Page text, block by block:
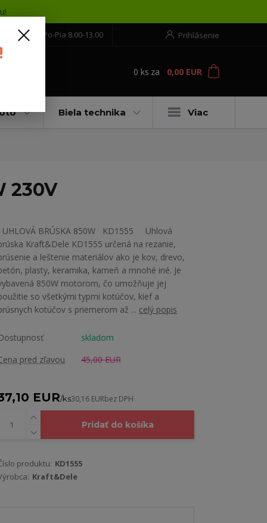
Prihlásenie
304 860 Po-Pia 8.00-13.00
0 ks za 0,00 EUR
Biela technika Viac
230V
BRÚSKA 850W KD1555 Uhlová
Kraft&Dele KD1555 určená na rezanie,
a leštenie materiálov ako je kov, drevo,
plasty, keramika, kameň a mnohé iné. Je
850W motorom, čo umožňuje jej
so všetkými typmi kotúčov, kief a
kotúčov s priemerom až ... celý popis
skladom
pred zľavou
45,00 EUR
EUR/ks30,16 EURbez DPH
Pridať do košíka
produktu: KD1555
Kraft&Dele